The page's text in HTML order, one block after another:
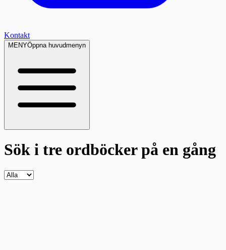
Kontakt
MENYÖppna huvudmenyn
Sök i tre ordböckerpå en gång